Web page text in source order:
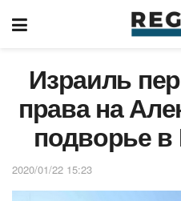
Израиль
права на
подворье
2020/01/22 15:23